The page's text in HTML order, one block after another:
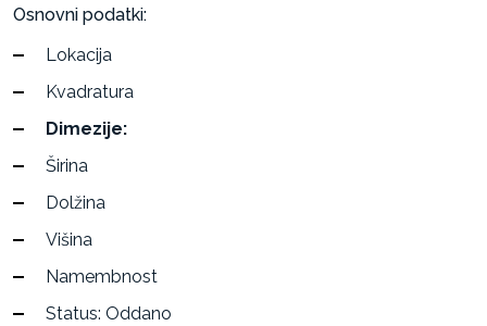
Osnovni podatki:
Lokacija
Kvadratura
Dimezije:
Širina
Dolžina
Višina
Namembnost
Status: Oddano